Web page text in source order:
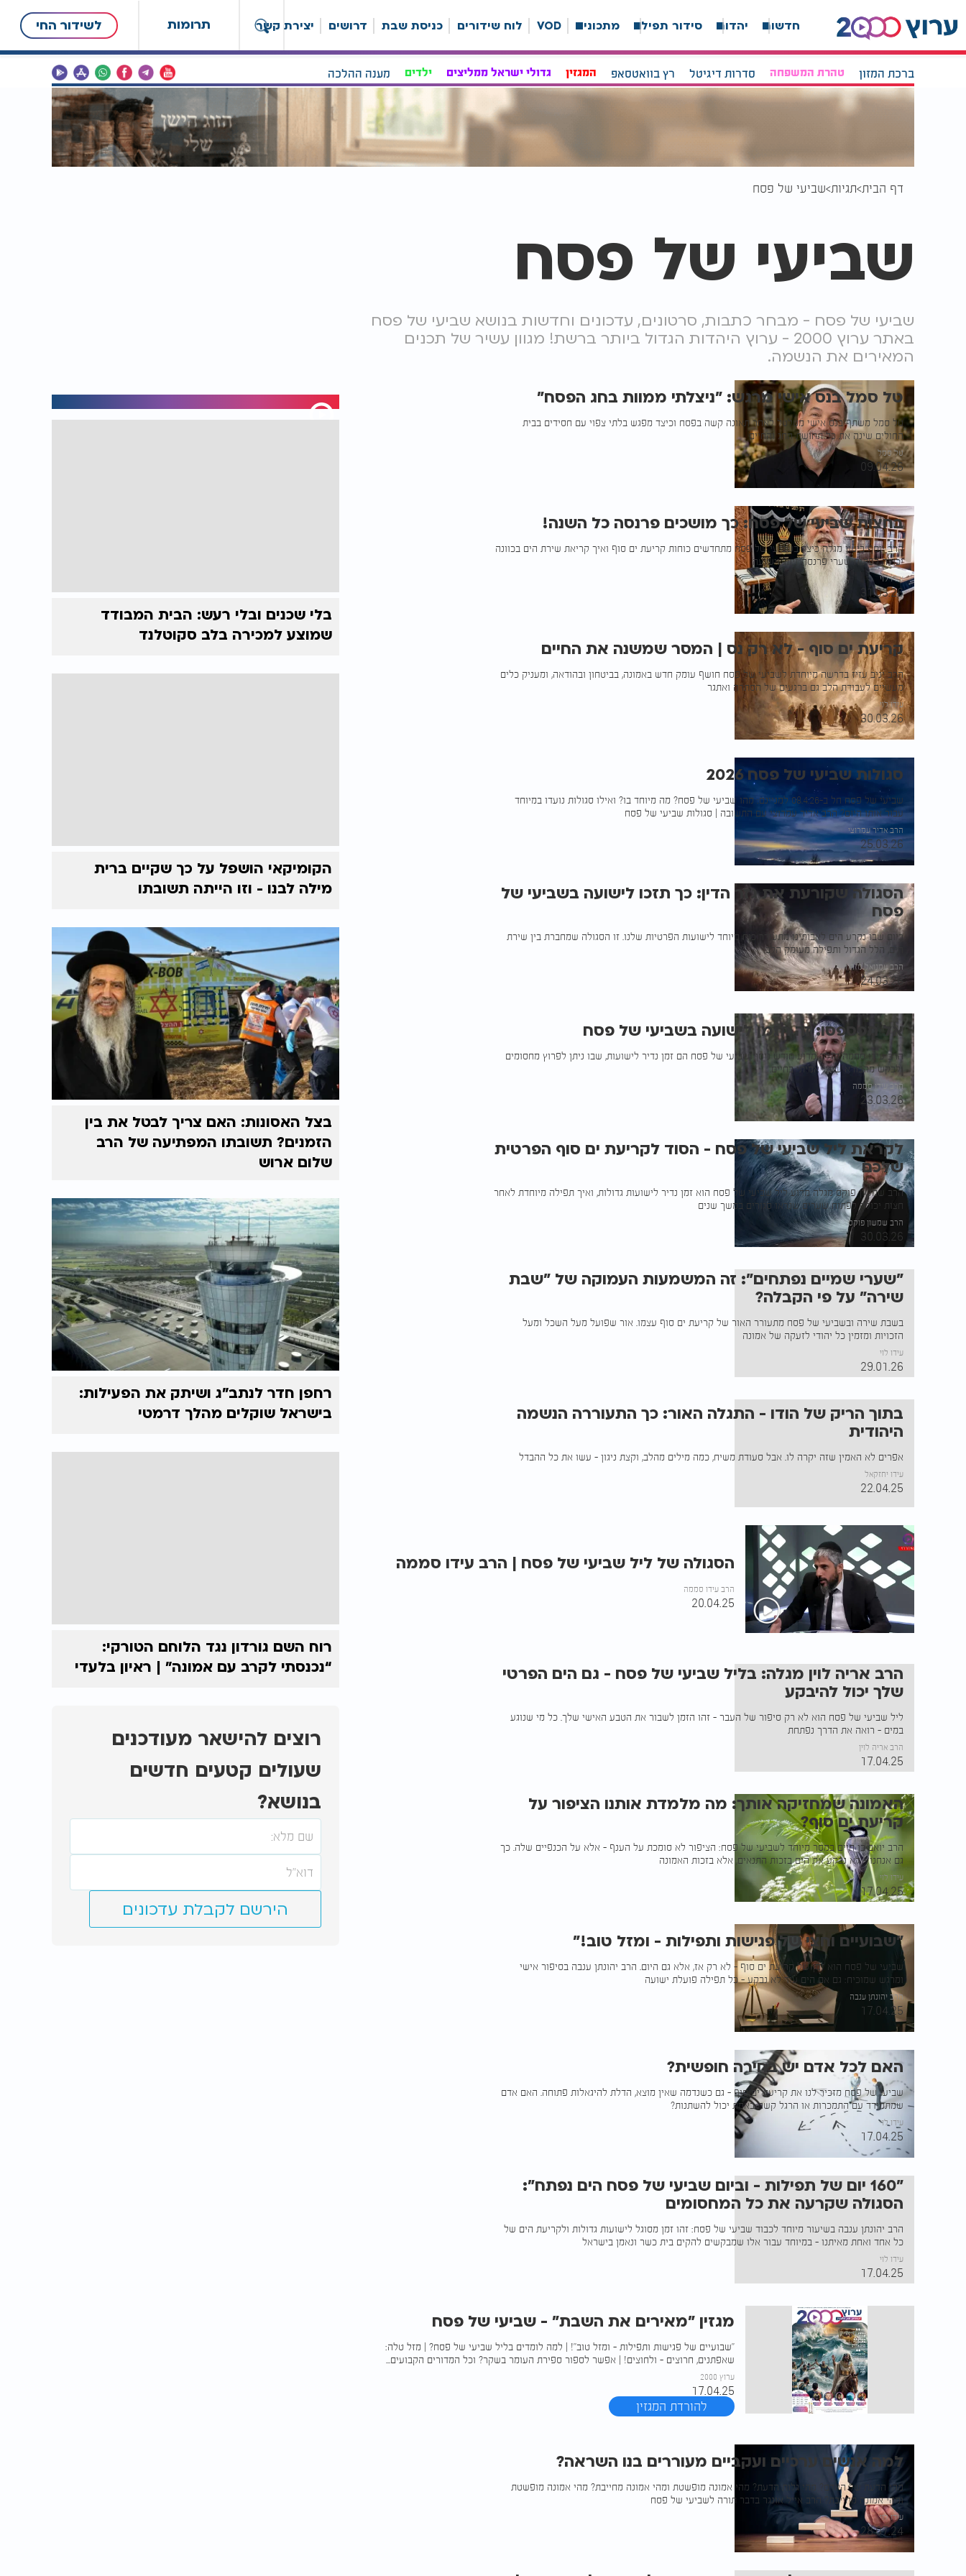
תרומות לשידור החי חדשות יהדות סידור תפילה מתכונים VOD לוח שידורים כניסת שבת דרושים יצירת קשר
ברכת המזון טהרת המשפחה סדרות דיגיטל רץ בוואטסאפ המגזין גדולי ישראל ממליצים ילדים מענה ההלכה
דף הבית תגיות שביעי של פסח
שביעי של פסח
שביעי של פסח - מבחר כתבות, סרטונים, עדכונים וחדשות בנושא שביעי של פסח
באתר ערוץ 2000 - ערוץ היהדות הגדול ביותר ברשת! מגוון עשיר של תכנים
המאירים את הנשמה.
טל סמל בנס אישי מרגש: "ניצלתי ממוות בחג הפסח"
טל סמל משתף בנס אישי מטלטל לאחר תאונה קשה בפסח וכיצד מפגש בלתי צפוי עם חסידים בבית
החולים שינה את כל תחושת החג והחיים
טל סמל
09.04.26
בחצות שביעי של פסח: כך מושכים פרנסה כל השנה!
הרב יוסף ביטון מגלה כיצד בשביעי של פסח מתחדשים כוחות קריעת ים סוף ואיך קריאת שירת הים בכוונה
יכולה לפתוח שערי פרנסה זיווג וישועה
עידו לוי
31.03.26
קריעת ים סוף - לא רק נס | המסר שמשנה את החיים
הרב יניב עזיז בדרשה מיוחדת לשביעי של פסח חושף עומק חדש באמונה, בביטחון ובהודאה, ומעניק כלים
מעשיים לעבודת הלב גם ברגעים של הסתרה ואתגר
עידו לוי
30.03.26
סגולות שביעי של פסח 2026
שביעי של פסח חל ב-08.4.26 למניינם: מהו שביעי של פסח? מה מיוחד בו? ואילו סגולות נועדו במיוחד
עבור אותו היום? הרב אדיר עמרוצי עם התשובה | סגולות שביעי של פסח
הרב אדיר עמרוצי
25.03.26
הסגולה שקורעת את גזר הדין: כך תזכו לישועה בשביעי של
פסח
ביום שבו נקרע הים לאבותינו מתעורר כוח מיוחד לישועות הפרטיות שלנו. זו הסגולה שמחברת בין שירת
הים, הלל הגדול ותפילה מעומק הלב
הרב עמנואל מזרחי
24.03.26
אל תפספסו: זה הזמן לישועה בשביעי של פסח
הרב עידו סממה מגלה מדוע חודש ניסן ושביעי של פסח הם זמן נדיר לישועות, שבו ניתן לפרוץ מחסומים
ולבקש מהבורא שינוי אמיתי בחיים.
הרב עידו סממה
23.03.26
לקראת ליל שביעי של פסח - הסוד לקריעת ים סוף הפרטית
שלכם
הרב שמשון פוקס מגלה מדוע ליל שביעי של פסח הוא זמן נדיר לישועות גדולות, ואיך תפילה מיוחדת לאחר
חצות יכולה לפתוח שערים שנראו סגורים במשך שנים
הרב שמשון פוקס
30.03.26
"שערי שמיים נפתחים": זה המשמעות העמוקה של "שבת
שירה" על פי הקבלה?
בשבת שירה ובשביעי של פסח מתעורר האור של קריעת ים סוף עצמו. אור שפועל מעל השכל ומעל
הזכויות ומזמין כל יהודי לזעקה של אמונה
עידו לוי
29.01.26
בתוך הריק של הודו - התגלה האור: כך התעוררה הנשמה
היהודית
אפרים לא האמין שזה יקרה לו. אבל סעודת משיח, כמה מילים מהלב, וקצת ניגון - עשו את כל ההבדל
עידו יחזקאל
22.04.25
הסגולה של ליל שביעי של פסח | הרב עידו סממה
הרב עידו סממה
20.04.25
הרב אריה לוין מגלה: בליל שביעי של פסח - גם הים הפרטי
שלך יכול להיבקע
ליל שביעי של פסח הוא לא רק סיפור של העבר - זהו הזמן לשבור את הטבע האישי שלך. כל מי שנוגע
במים - רואה את הדרך נפתחת
הרב אריה לוין
17.04.25
האמונה שמחזיקה אותך: מה מלמדת אותנו הציפור על
קריעת ים סוף?
הרב יואב בן חיים במסר מיוחד לשביעי של פסח: הציפור לא סומכת על הענף - אלא על הכנפיים שלה. כך
גם אנחנו - לא נבקע את הים בזכות התנאים, אלא בזכות האמונה
עידו לוי
17.04.25
"שבועיים וחצי של פגישות ותפילות - ומזל טוב!"
שביעי של פסח הוא זמן של קריעת ים סוף - לא רק אז, אלא גם היום. הרב יהונתן ענבה בסיפור אישי
ומרגש שמוכיח: גם אם הים עוד לא נבקע - כל תפילה פועלת ישועה
הרב יהונתן ענבה
17.04.25
האם לכל אדם יש בחירה חופשית?
שביעי של פסח מזכיר לנו את קריעת ים סוף - גם כשנדמה שאין מוצא, הדלת להיגאלות פתוחה. האם אדם
שמתמודד עם התמכרות או הרגל קשה באמת יכול להשתנות?
עידו לוי
17.04.25
"160 יום של תפילות - וביום שביעי של פסח הים נפתח":
הסגולה שקרעה את כל המחסומים
הרב יהונתן ענבה בשיעור מיוחד לכבוד שביעי של פסח: זהו זמן מסוגל לישועות גדולות ולקריעת הים של
כל אחד ואחת מאיתנו - במיוחד עבור אלו שמבקשים להקים בית כשר ונאמן בישראל
עידו לוי
17.04.25
מגזין "מאירים את השבת" - שביעי של פסח
"שבועיים של פגישות ותפילות - ומזל טוב"! | למה לומדים בליל שביעי של פסח? | מזל טלה:
שאפתנים, חרוצים - ולחוצים! | אפשר לספור ספירת העומר בשקר? וכל המדורים הקבועים...
ערוץ 2000
17.04.25
להורדת המגזין
למה אנשים ערכיים ועקביים מעוררים בנו השראה?
מהי הדעת של האדם? מהי גלות הדעת? מהי אמונה מופשטת ומהי אמונה מחייבת? מהי אמונה מופשטת
ומהי אמונה מחייבת? הרב אייל אונגר בדבר תורה לשביעי של פסח
עידו לוי
28.07.24
בלי שכנים ובלי רעש: הבית המבודד
שמוצע למכירה בלב סקוטלנד
הקומיקאי הושפל על כך שקיים ברית
מילה לבנו - וזו הייתה תשובתו
בצל האסונות: האם צריך לבטל את בין
הזמנים? תשובתו המפתיעה של הרב
שלום ארוש
רחפן חדר לנתב"ג ושיתק את הפעילות:
בישראל שוקלים מהלך דרמטי
רוח השם גורדון נגד הלוחם הטורקי:
“נכנסתי לקרב עם אמונה” | ראיון בלעדי
רוצים להישאר מעודכנים
שעולים קטעים חדשים
בנושא?
הירשם לקבלת עדכונים